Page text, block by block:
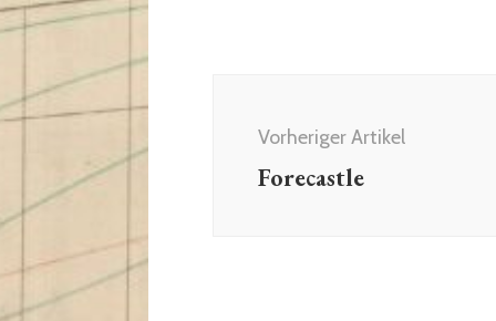
Vorheriger Artikel
Forecastle